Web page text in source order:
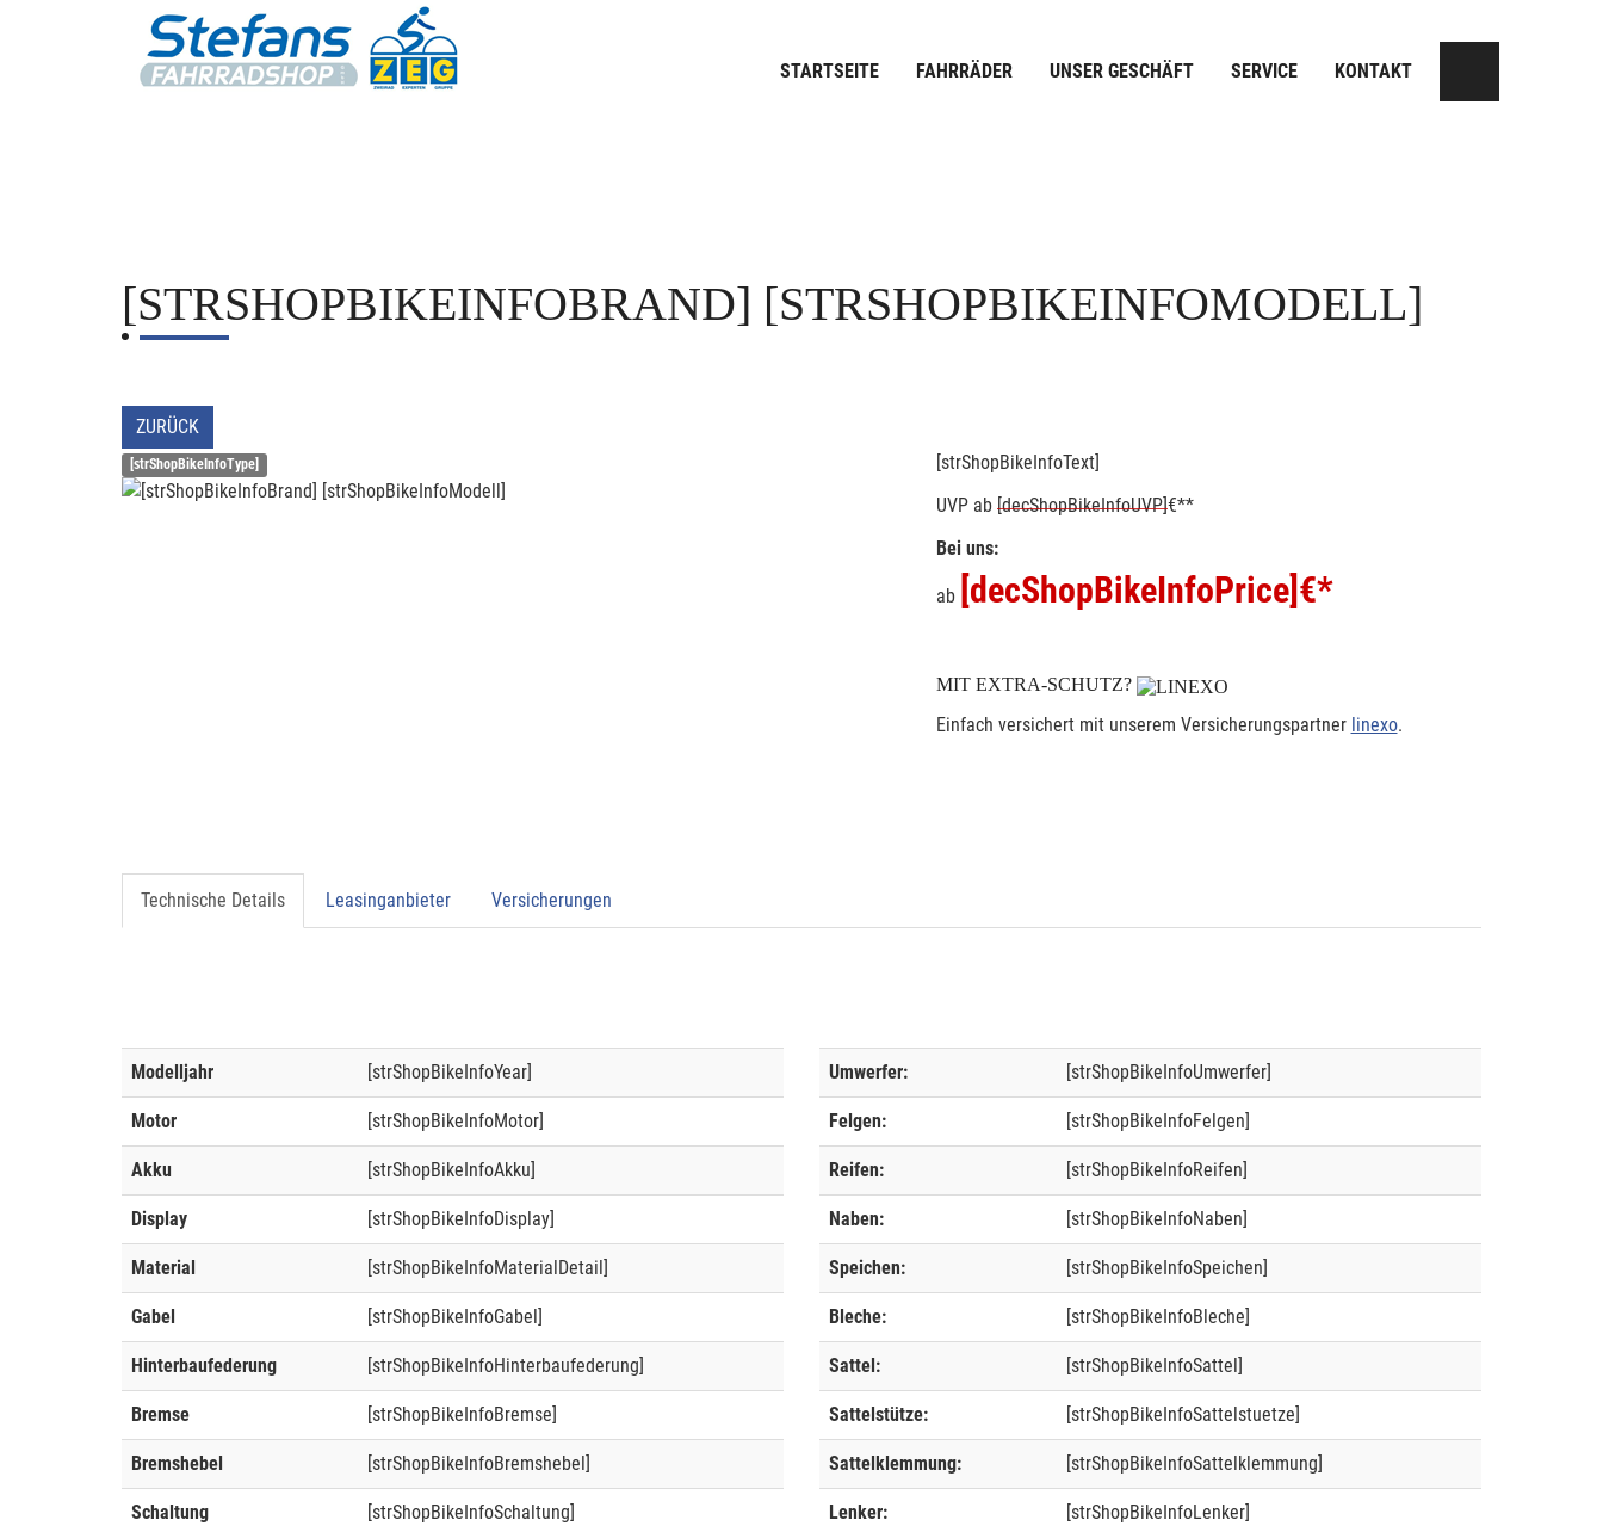
STARTSEITE FAHRRÄDER UNSER GESCHÄFT SERVICE KONTAKT
[STRSHOPBIKEINFOBRAND] [STRSHOPBIKEINFOMODELL]
ZURÜCK
[strShopBikeInfoType]
[strShopBikeInfoText]
UVP ab [decShopBikeInfoUVP]€**
Bei uns:
ab [decShopBikeInfoPrice] €*
MIT EXTRA-SCHUTZ?
Einfach versichert mit unserem Versicherungspartner linexo.
Technische Details Leasinganbieter Versicherungen
Modelljahr [strShopBikeInfoYear]
Motor [strShopBikeInfoMotor]
Akku [strShopBikeInfoAkku]
Display [strShopBikeInfoDisplay]
Material [strShopBikeInfoMaterialDetail]
Gabel [strShopBikeInfoGabel]
Hinterbaufederung [strShopBikeInfoHinterbaufederung]
Bremse [strShopBikeInfoBremse]
Bremshebel [strShopBikeInfoBremshebel]
Schaltung [strShopBikeInfoSchaltung]
Umwerfer: [strShopBikeInfoUmwerfer]
Felgen: [strShopBikeInfoFelgen]
Reifen: [strShopBikeInfoReifen]
Naben: [strShopBikeInfoNaben]
Speichen: [strShopBikeInfoSpeichen]
Bleche: [strShopBikeInfoBleche]
Sattel: [strShopBikeInfoSattel]
Sattelstütze: [strShopBikeInfoSattelstuetze]
Sattelklemmung: [strShopBikeInfoSattelklemmung]
Lenker: [strShopBikeInfoLenker]